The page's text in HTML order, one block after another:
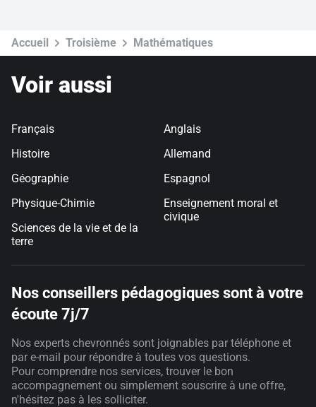
Accueil Troisième Mathématiques
Voir aussi
Français
Histoire
Géographie
Physique-Chimie
Sciences de la vie et de la
terre
Anglais
Allemand
Espagnol
Enseignement moral et
civique
Nos conseillers pédagogiques sont à votre
écoute 7j/7
Nos experts chevronnés sont joignables par téléphone et
par e-mail pour répondre à toutes vos questions.
Pour comprendre nos services, trouver le bon
accompagnement ou simplement souscrire à une offre,
n'hésitez pas à les solliciter.